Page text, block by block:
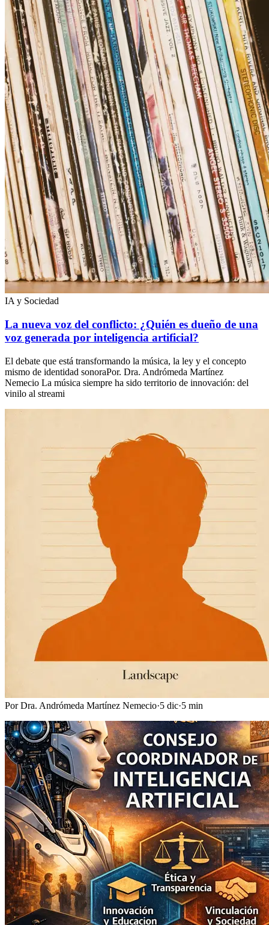
IA y Sociedad
La nueva voz del conflicto: ¿Quién es dueño de una
voz generada por inteligencia artificial?
El debate que está transformando la música, la ley y el concepto
mismo de identidad sonoraPor. Dra. Andrómeda Martínez
Nemecio La música siempre ha sido territorio de innovación: del
vinilo al streami
PorDra. Andrómeda Martínez Nemecio·5 dic·5 min